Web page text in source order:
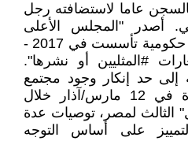
عاما لاستضافته رجل
أصدر "المجلس الأعلى
لتنظيم الإعلام" – وهي هيئة حكومية تأسست في 2017 -
#المثليين أو نشرها".
حد إنكار وجود مجتمع
الميم، عندما رفضت بشدة في 12 مارس/آذار خلال
الثالث لمصر، توصيات عدة
على أساس التوجه